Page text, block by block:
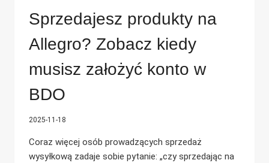
Sprzedajesz produkty na
Allegro? Zobacz kiedy
musisz założyć konto w
BDO
2025-11-18
Coraz więcej osób prowadzących sprzedaż
wysyłkową zadaje sobie pytanie: „czy sprzedając na